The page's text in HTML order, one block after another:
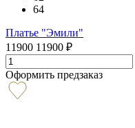
64
Платье "Эмили"
11900 11900 ₽
Оформить предзаказ